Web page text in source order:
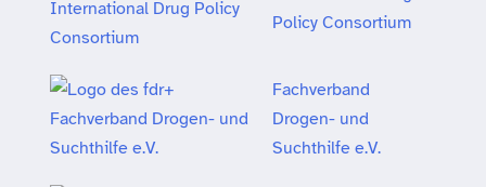
Policy Consortium
Fachverband
Drogen- und
Suchthilfe e.V.